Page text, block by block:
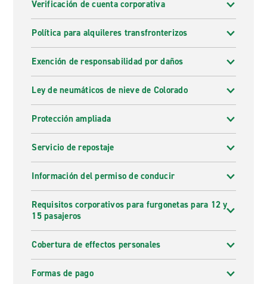
Verificación de cuenta corporativa
Política para alquileres transfronterizos
Exención de responsabilidad por daños
Ley de neumáticos de nieve de Colorado
Protección ampliada
Servicio de repostaje
Información del permiso de conducir
Requisitos corporativos para furgonetas para 12 y
15 pasajeros
Cobertura de effectos personales
Formas de pago